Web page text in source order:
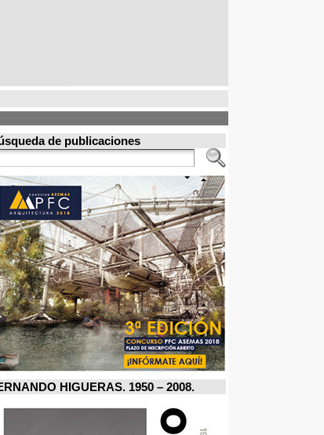
de publicaciones
HIGUERAS. 1950 – 2008.